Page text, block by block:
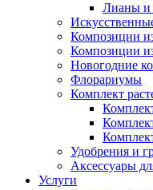
Лианы
Композиции
Композиции
Новогодние
Флорариумы
Комплект
Удобрения и
Аксессуары
Услуги